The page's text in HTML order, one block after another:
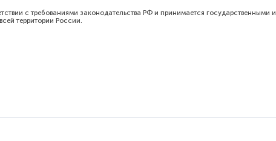
с требованиями законодательства РФ и принимается государственными и
территории России.